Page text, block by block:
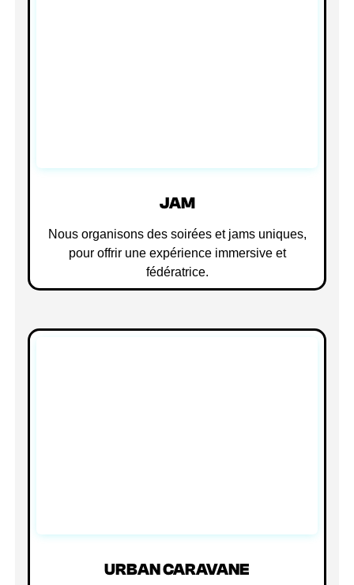
JAM
Nous organisons des soirées et jams uniques,
pour offrir une expérience immersive et
fédératrice.
URBAN CARAVANE